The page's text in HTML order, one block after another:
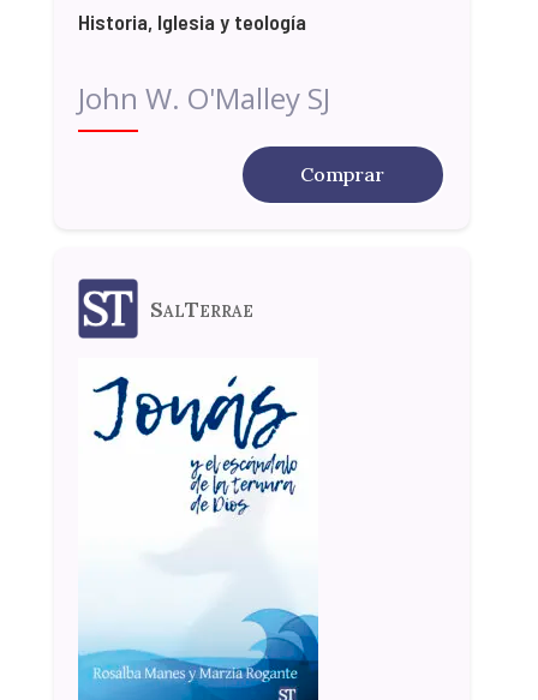
Historia, Iglesia y teología
John W. O'Malley SJ
Comprar
SalTerrae